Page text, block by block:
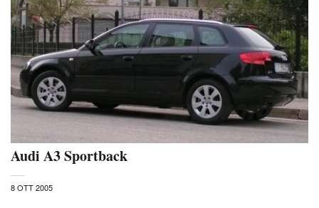
Audi A3 Sportback
8 OTT 2005